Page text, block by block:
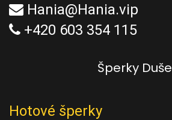
Hania@Hania.vip
+420 603 354 115
Šperky Duše
Hotové šperky